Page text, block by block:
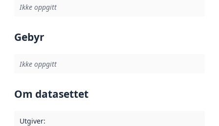
Ikke oppgitt
Gebyr
Ikke oppgitt
Om datasettet
Utgiver: